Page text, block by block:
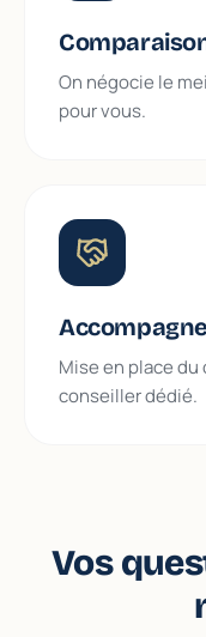
On négocie le
pour vous.
Mise en place
conseiller dédié.
Vos